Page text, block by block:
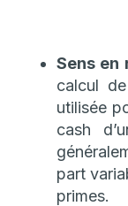
Sens en
calcul
utilisée
cash
part
primes.